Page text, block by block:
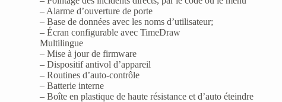
– Alarme d’ouverture de porte
– Base de données avec les noms d’utilisateur;
– Écran configurable avec TimeDraw
Multilingue
– Mise à jour de firmware
– Dispositif antivol d’appareil
– Routines d’auto-contrôle
– Batterie interne
– Boîte en plastique de haute résistance et d’auto éteindre